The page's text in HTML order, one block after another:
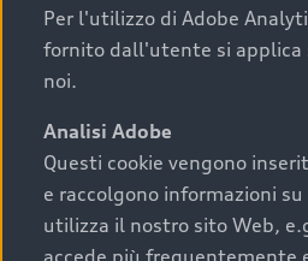
I requisiti fondamentali da
acquistare un’auto usata, oltre
chilometraggio: un valore
uno stato migliore del
durata nel tempo;
Per l'utilizzo di Adobe
fornito dall'utente si applica
noi.
Analisi Adobe
Questi cookie vengono
e raccolgono informazioni
utilizza il nostro sito Web,